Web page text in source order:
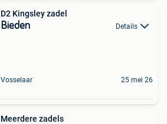
D2 Kingsley zadel
Bieden Details
Vosselaar 25 mei 26
Meerdere zadels